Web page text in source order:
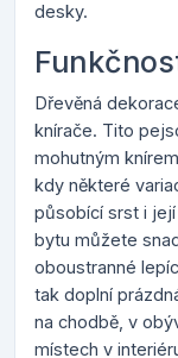
desky.
Dřevěná
knírače. Tito
mohutným
kdy některé
působící srst i
bytu můžete
oboustranné
tak doplní
na chodbě, v
místech v